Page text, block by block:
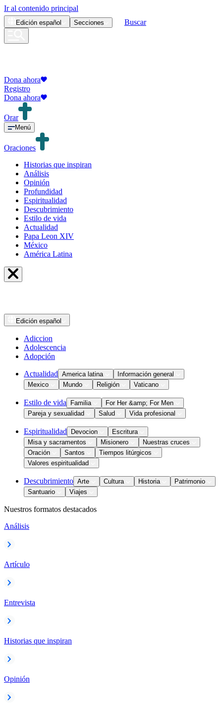
Ir al contenido principal
Edición español Secciones Buscar
Dona ahora
Registro
Dona ahora
Orar
Menú
Oraciones
Historias que inspiran
Análisis
Opinión
Profundidad
Espiritualidad
Descubrimiento
Estilo de vida
Actualidad
Papa Leon XIV
México
América Latina
Edición español
Adiccion
Adolescencia
Adopción
Actualidad America latina
Información general
Mexico
Mundo Religión Vaticano
Estilo de vida Familia
For Her &amp; For Men
Pareja y sexualidad
Salud Vida profesional
Espiritualidad Devocion
Escritura
Misa y sacramentos
Misionero
Nuestras cruces
Oración
Santos
Tiempos litúrgicos
Valores espiritualidad
Descubrimiento Arte Cultura Historia
Patrimonio
Santuario
Viajes
Nuestros formatos destacados
Análisis
Artículo
Entrevista
Historias que inspiran
Opinión